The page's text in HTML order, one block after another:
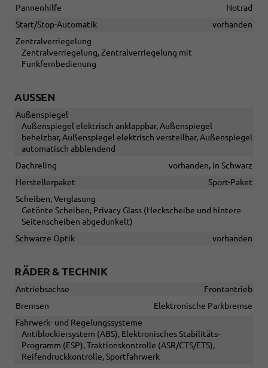
Pannenhilfe
Notrad
Start/Stop-Automatik
vorhanden
Zentralverriegelung
Zentralverriegelung, Zentralverriegelung mit
Funkfernbedienung
AUSSEN
Außenspiegel
Außenspiegel elektrisch anklappbar, Außenspiegel
beheizbar, Außenspiegel elektrisch verstellbar, Außenspiegel
automatisch abblendend
Dachreling
vorhanden, in Schwarz
Herstellerpaket
Sport-Paket
Scheiben, Verglasung
Getönte Scheiben, Privacy Glass (Heckscheibe und hintere
Seitenscheiben abgedunkelt)
Schwarze Optik
vorhanden
RÄDER & TECHNIK
Antriebsachse
Frontantrieb
Bremsen
Elektronische Parkbremse
Fahrwerk- und Regelungssysteme
Antiblockiersystem (ABS), Elektronisches Stabilitäts-
Programm (ESP), Traktionskontrolle (ASR/CTS/ETS),
Reifendruckkontrolle, Sportfahrwerk